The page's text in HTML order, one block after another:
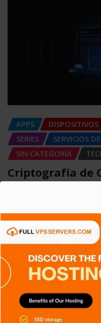
APPS DISPOSITIVOS
SERIES
SERVICIOS
SIN CATEGORÍA
Criptografía de
Más seguridad
GENERAL
NOTICIAS
SSD NVMe: La
almacenamiento
Carlos Conde